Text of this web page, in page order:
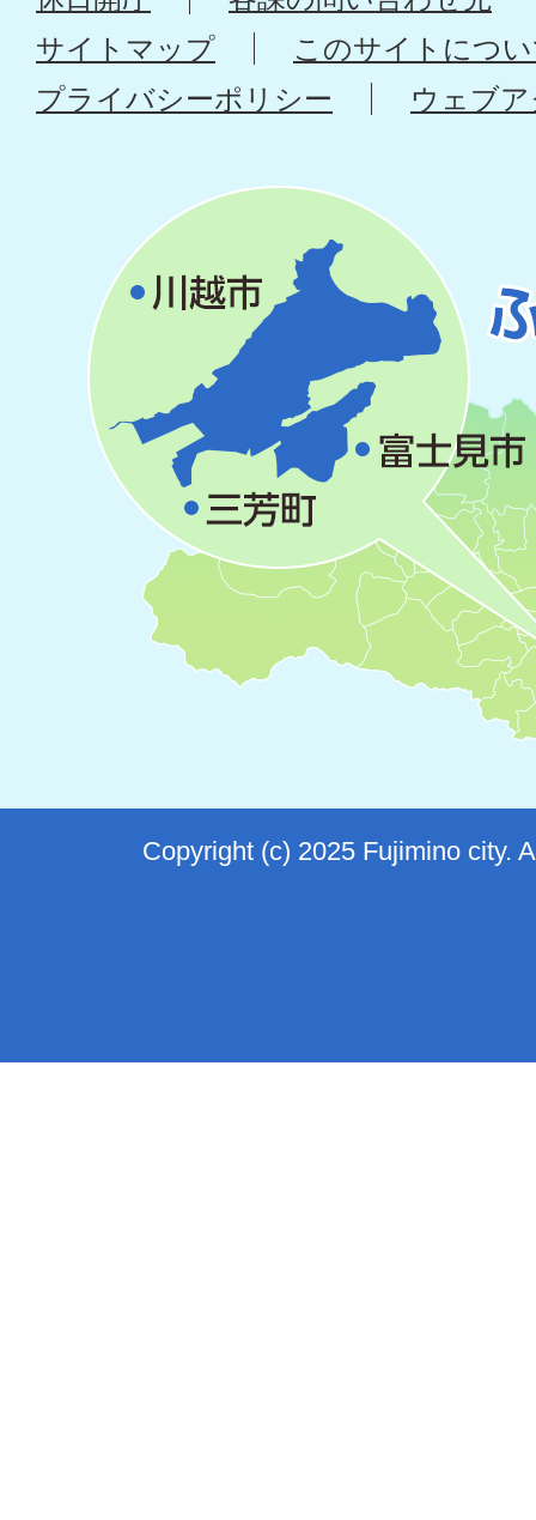
サイトマップ
このサイトにつ
プライバシーポリシー
ウェブ
Copyright (c) 2025 Fujimino city.